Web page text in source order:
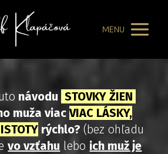
MENU
návodu STOVKY ŽIEN
muža viacVIAC LÁSKY,
rýchlo?(bez ohľadu
vo vzťahu lebo ich muž je